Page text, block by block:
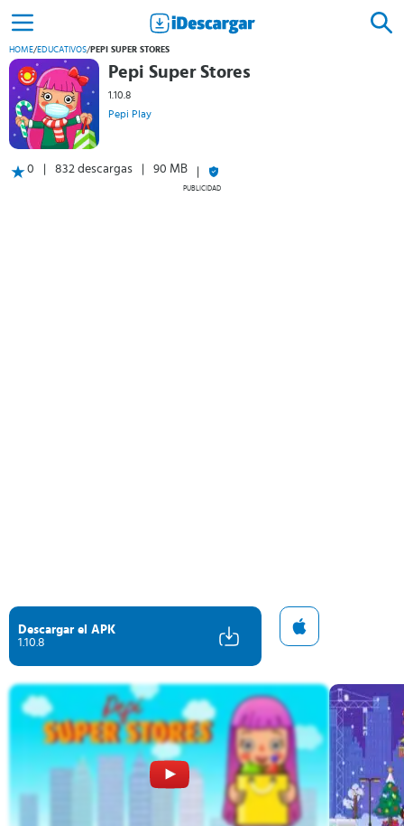
HOME/EDUCATIVOS/ PEPI SUPER STORES
Pepi Super Stores
1.10.8
Pepi Play
0 832 descargas 90 MB
PUBLICIDAD
Descargar el APK
1.10.8